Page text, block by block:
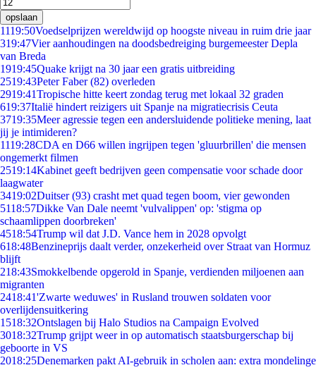
opslaan
1119:50Voedselprijzen wereldwijd op hoogste niveau in ruim drie jaar
319:47Vier aanhoudingen na doodsbedreiging burgemeester Depla
van Breda
1919:45Quake krijgt na 30 jaar een gratis uitbreiding
2519:43Peter Faber (82) overleden
2919:41Tropische hitte keert zondag terug met lokaal 32 graden
619:37Italië hindert reizigers uit Spanje na migratiecrisis Ceuta
3719:35Meer agressie tegen een andersluidende politieke mening, laat
jij je intimideren?
1119:28CDA en D66 willen ingrijpen tegen 'gluurbrillen' die mensen
ongemerkt filmen
2519:14Kabinet geeft bedrijven geen compensatie voor schade door
laagwater
3419:02Duitser (93) crasht met quad tegen boom, vier gewonden
5118:57Dikke Van Dale neemt 'vulvalippen' op: 'stigma op
schaamlippen doorbreken'
4518:54Trump wil dat J.D. Vance hem in 2028 opvolgt
618:48Benzineprijs daalt verder, onzekerheid over Straat van Hormuz
blijft
218:43Smokkelbende opgerold in Spanje, verdienden miljoenen aan
migranten
2418:41'Zwarte weduwes' in Rusland trouwen soldaten voor
overlijdensuitkering
1518:32Ontslagen bij Halo Studios na Campaign Evolved
3018:32Trump grijpt weer in op automatisch staatsburgerschap bij
geboorte in VS
2018:25Denemarken pakt AI-gebruik in scholen aan: extra mondelinge